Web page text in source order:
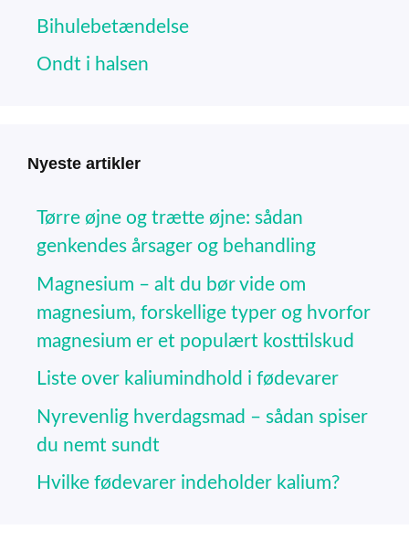
Bihulebetændelse
Ondt i halsen
Nyeste artikler
Tørre øjne og trætte øjne: sådan
genkendes årsager og behandling
Magnesium – alt du bør vide om
magnesium, forskellige typer og hvorfor
magnesium er et populært kosttilskud
Liste over kaliumindhold i fødevarer
Nyrevenlig hverdagsmad – sådan spiser
du nemt sundt
Hvilke fødevarer indeholder kalium?